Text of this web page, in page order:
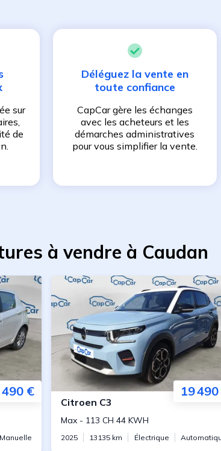
sur
de
.
Déléguez la vente en
toute confiance
CapCar gère les échanges
avec les acheteurs et les
démarches administratives
pour vous simplifier la vente.
à vendre à Caudan
490 €
Manuelle
19
Citroen C3
Max - 113 CH 44 KWH
2025 13135 km Électrique